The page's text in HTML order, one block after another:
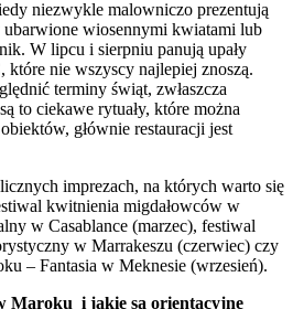
niezwykle malowniczo prezentują
ubarwione wiosennymi kwiatami lub
W lipcu i sierpniu panują upały
które nie wszyscy najlepiej znoszą.
terminy świąt, zwłaszcza
to ciekawe rytuały, które można
głównie restauracji jest
imprezach, na których warto się
kwitnienia migdałowców w
w Casablance (marzec), festiwal
w Marrakeszu (czerwiec) czy
– Fantasia w Meknesie (wrzesień).
Maroku i jakie są orientacyjne